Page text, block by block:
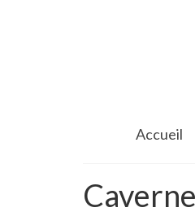
Accueil